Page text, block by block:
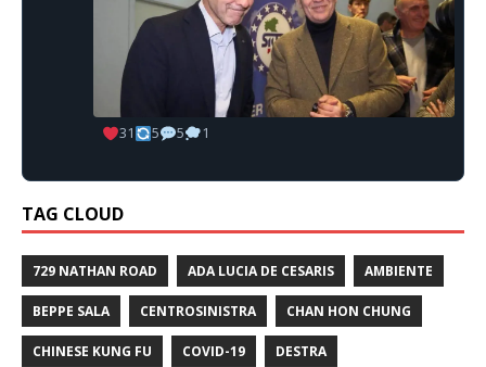
31 5 5 1
TAG CLOUD
729 NATHAN ROAD ADA LUCIA DE CESARIS AMBIENTE
BEPPE SALA CENTROSINISTRA CHAN HON CHUNG
CHINESE KUNG FU COVID-19 DESTRA